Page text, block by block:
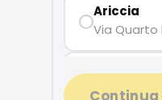
Ariccia
Via Quarto
Avigliana
Corso